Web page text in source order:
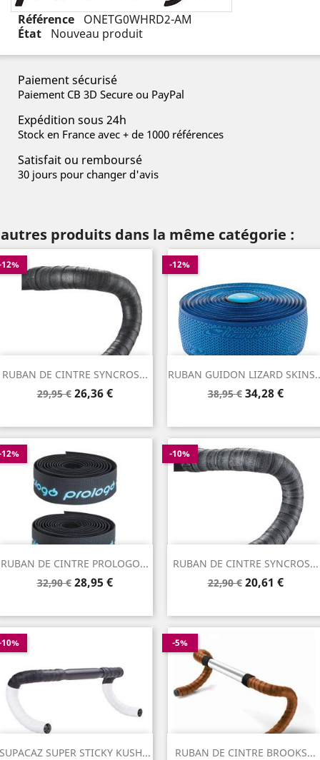
Référence
ONETG0WHRD2-AM
État
Nouveau produit
Paiement sécurisé
Paiement CB 3D Secure ou PayPal
Expédition sous 24h
Stock en France avec + de 1000 références
Satisfait ou remboursé
30 jours pour changer d'avis
produits dans la même catégorie :
RUBAN DE CINTRE SYNCROS...
Prix
29,95 € Prix
26,36 €
RUBAN GUIDON LIZARD
Prix
38,95 €
-12%
Prix
34,28 €
RUBAN DE CINTRE PROLOGO...
Prix
32,90 € Prix
28,95 €
RUBAN DE CINTRE SYNCROS...
Prix
22,90 €
-10%
Prix
20,61 €
SUPER STICKY KUSH... RUBAN DE CINTRE BROOKS...
-5%